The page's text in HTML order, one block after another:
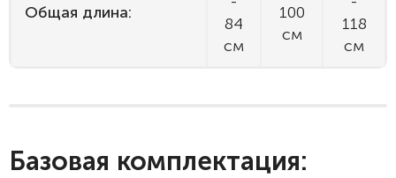
Общая длина:
84
см
100
см
118
см
Базовая комплектация: